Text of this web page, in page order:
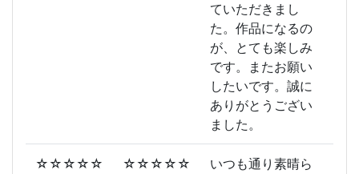
ていただきまし
た。作品になるの
が、とても楽しみ
です。またお願い
したいです。誠に
ありがとうござい
ました。
☆☆☆☆☆ ☆☆☆☆☆
いつも通り素晴ら